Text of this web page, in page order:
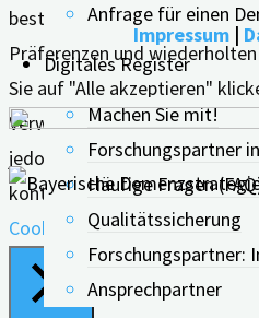
Anfrage für einen
Digitales Register
Machen Sie mit!
Forschungspartner
Häufige Fragen
Qualitätssicherung
Forschungspartner:
Ansprechpartner
Impressum |
bestmögliche Erfahrung zu
Präferenzen und
Sie auf "Alle akzeptieren"
Verwendung ALLER Cookies
jedoch die "Cookie-
kontrollierte Zustimmung zu
Cookie Einstellungen Alle